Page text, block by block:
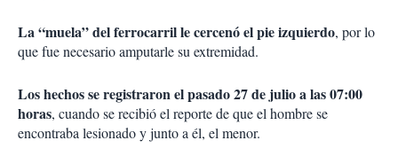
La “muela” del ferrocarril le cercenó el pie izquierdo, por lo
que fue necesario amputarle su extremidad.
Los hechos se registraron el pasado 27 de julio a las 07:00
horas, cuando se recibió el reporte de que el hombre se
encontraba lesionado y junto a él, el menor.